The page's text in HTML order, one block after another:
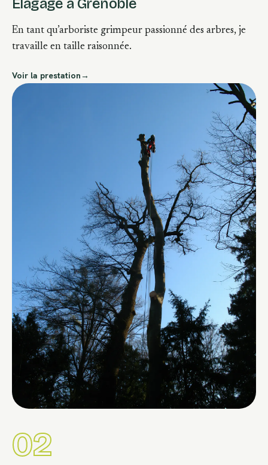
Élagage à Grenoble
En tant qu’arboriste grimpeur passionné des arbres, je
travaille en taille raisonnée.
Voir la prestation→
02